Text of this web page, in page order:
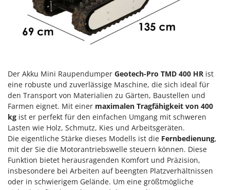
Klimaanlagen – Klimageräte
Knetmaschinen
Knochensägen
Kreiseleggen
Küchenreiben - elektrisch
Kükenaufzuchtboxen
L
Laderampe aus Aluminium
Laubsauger - Laubbläser
Laubsauger auf Rädern
Echo
EcoFlow
Effeuno
Einhell
Elegen
Energy Gruppi
Enotecnica Pillan
Eschenfelder
EuroMech
Eurosystems
Der Akku Mini Raupendumper Geotech-Pro TMD 400 HR ist
eine robuste und zuverlässige Maschine, die sich ideal für
den Transport von Materialien zu Gärten, Baustellen und
Farmen eignet. Mit einer maximalen Tragfähigkeit von 400
kg ist er perfekt für den einfachen Umgang mit schweren
Lasten wie Holz, Schmutz, Kies und Arbeitsgeräten.
Die eigentliche Stärke dieses Modells ist die Fernbedienung,
mit der Sie die Motorantriebswelle steuern können. Diese
Funktion bietet herausragenden Komfort und Präzision,
insbesondere bei Arbeiten auf beengten Platzverhältnissen
oder in schwierigem Gelände. Um eine größtmögliche